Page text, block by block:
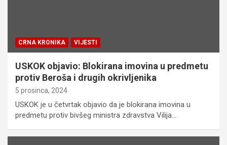
CRNA KRONIKA VIJESTI
USKOK objavio: Blokirana imovina u predmetu
protiv Beroša i drugih okrivljenika
5 prosinca, 2024
USKOK je u četvrtak objavio da je blokirana imovina u
predmetu protiv bivšeg ministra zdravstva Vilija…